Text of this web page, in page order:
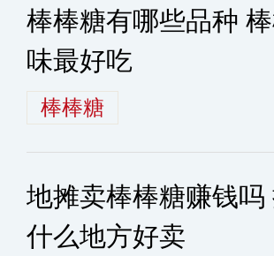
棒棒糖有哪些品种
味最好吃
棒棒糖
地摊卖棒棒糖赚钱吗
什么地方好卖